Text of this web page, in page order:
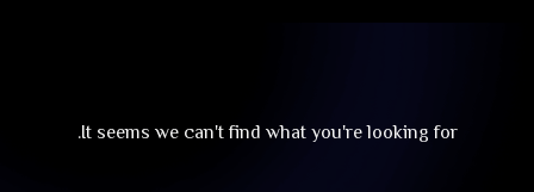
It seems we can't find what you're looking for.